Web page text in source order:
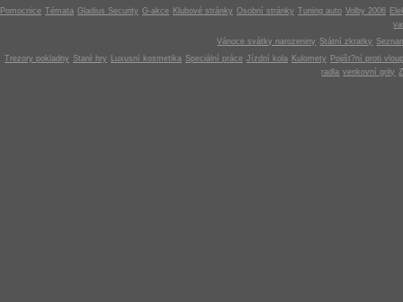
Pomocnice Témata Gladius Security G-akce Klubové stránky Osobní stránky Tuning auto Volby 2006
Vánoce svátky narozeniny Státní zkratky
Trezory pokladny Staré hry Luxusní kosmetika Speciální práce Jízdní kola Kulomety
Pojišt?ní proti
radla venkovní grily